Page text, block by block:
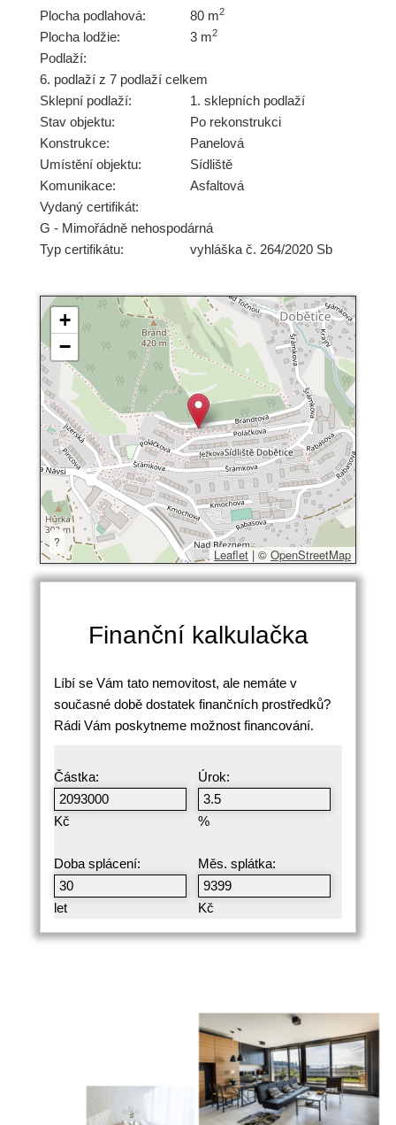
Plocha podlahová:
80 m2
Plocha lodžie: 3 m2
Podlaží:
6. podlaží z 7 podlaží celkem
Sklepní podlaží:
1. sklepních podlaží
Stav objektu:
Po rekonstrukci
Konstrukce:
Panelová
Umístění objektu:
Sídliště
Komunikace:
Asfaltová
Vydaný certifikát:
G - Mimořádně nehospodárná
Typ certifikátu:
vyhláška č. 264/2020 Sb
+
−
?
Leaflet | © OpenStreetMap
Finanční kalkulačka
Líbí se Vám tato nemovitost, ale nemáte v
současné době dostatek finančních prostředků?
Rádi Vám poskytneme možnost financování.
Částka:
Kč
Úrok:
%
Doba splácení:
let
Měs. splátka:
Kč